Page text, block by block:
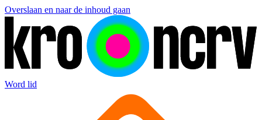
Overslaan en naar de inhoud gaan
Word lid